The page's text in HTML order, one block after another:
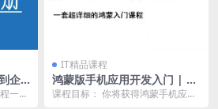
企
一、
IT精品课程
鸿蒙版手机应用开发入门 | 完
结
课程目标： 你将获得鸿蒙手机应用